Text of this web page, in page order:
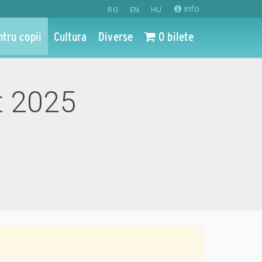
RO EN HU info
copii Cultura Diverse 0 bilete
2025